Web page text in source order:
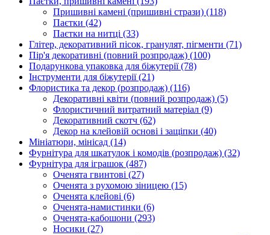
Пришивні камені (пришивні стрази) (118)
Паєтки (42)
Паєтки на нитці (33)
Глітер, декоративний пісок, гранулят, пігменти (71)
Пір'я декоративні (повний розпродаж) (100)
Подарункова упаковка для біжутерії(78)
Інструменти для біжутерії(21)
Флористика та декор (розпродаж) (116)
Декоративні квіти (повний розпродаж) (5)
Флористичний витратний матеріал (9)
Декоративний скотч (62)
Декор на клейовій основі і защіпки (40)
Мініатюри, мінісад (14)
Фурнітура для шкатулок і комодів (розпродаж) (32)
Фурнітура для іграшок (487)
Оченята гвинтові (27)
Оченята з рухомою зіницею (15)
Оченята клейові (6)
Оченята-намистинки (6)
Оченята-кабошони (293)
Носики (27)